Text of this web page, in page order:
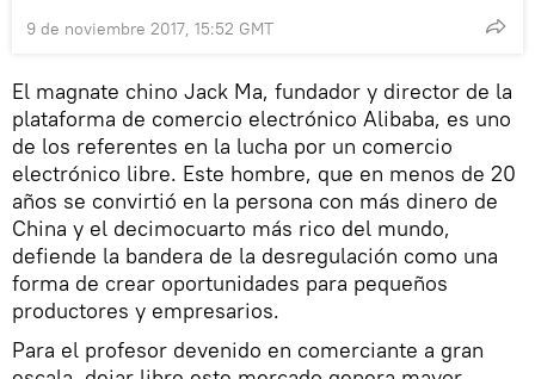
9 de noviembre 2017, 15:52 GMT
El magnate chino Jack Ma, fundador y director de la
plataforma de comercio electrónico Alibaba, es uno
de los referentes en la lucha por un comercio
electrónico libre. Este hombre, que en menos de 20
años se convirtió en la persona con más dinero de
China y el decimocuarto más rico del mundo,
defiende la bandera de la desregulación como una
forma de crear oportunidades para pequeños
productores y empresarios.
Para el profesor devenido en comerciante a gran